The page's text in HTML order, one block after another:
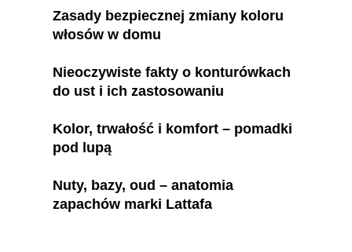
Zasady bezpiecznej zmiany koloru
włosów w domu
Nieoczywiste fakty o konturówkach
do ust i ich zastosowaniu
Kolor, trwałość i komfort – pomadki
pod lupą
Nuty, bazy, oud – anatomia
zapachów marki Lattafa